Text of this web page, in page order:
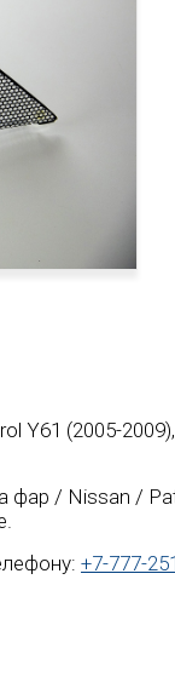
(2005-
фар / Nissan /
+7-777-